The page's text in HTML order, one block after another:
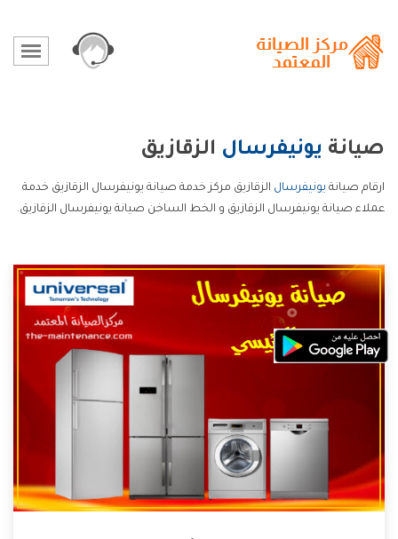
صيانة يونيفرسال الزقازيق
ارقام صيانة يونيفرسال الزقازيق مركز خدمة صيانة يونيفرسال الزقازيق خدمة
عملاء صيانة يونيفرسال الزقازيق و الخط الساخن صيانة يونيفرسال الزقازيق.